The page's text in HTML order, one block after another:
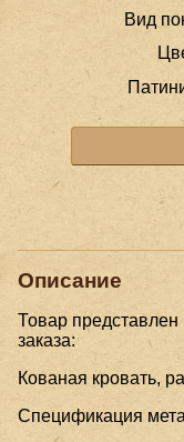
Вид
Описание
Товар
заказа:
Кованая кровать,
Спецификация